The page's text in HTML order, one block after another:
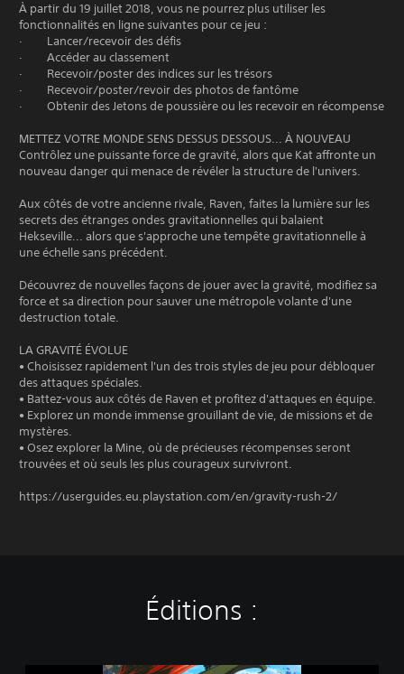
À partir du 19 juillet 2018, vous ne pourrez plus utiliser les
fonctionnalités en ligne suivantes pour ce jeu :
· Lancer/recevoir des défis
· Accéder au classement
· Recevoir/poster des indices sur les trésors
· Recevoir/poster/revoir des photos de fantôme
· Obtenir des Jetons de poussière ou les recevoir en récompense
METTEZ VOTRE MONDE SENS DESSUS DESSOUS... À NOUVEAU
Contrôlez une puissante force de gravité, alors que Kat affronte un
nouveau danger qui menace de révéler la structure de l'univers.
Aux côtés de votre ancienne rivale, Raven, faites la lumière sur les
secrets des étranges ondes gravitationnelles qui balaient
Hekseville... alors que s'approche une tempête gravitationnelle à
une échelle sans précédent.
Découvrez de nouvelles façons de jouer avec la gravité, modifiez sa
force et sa direction pour sauver une métropole volante d'une
destruction totale.
LA GRAVITÉ ÉVOLUE
• Choisissez rapidement l'un des trois styles de jeu pour débloquer
des attaques spéciales.
• Battez-vous aux côtés de Raven et profitez d'attaques en équipe.
• Explorez un monde immense grouillant de vie, de missions et de
mystères.
• Osez explorer la Mine, où de précieuses récompenses seront
trouvées et où seuls les plus courageux survivront.
https://userguides.eu.playstation.com/en/gravity-rush-2/
Éditions :